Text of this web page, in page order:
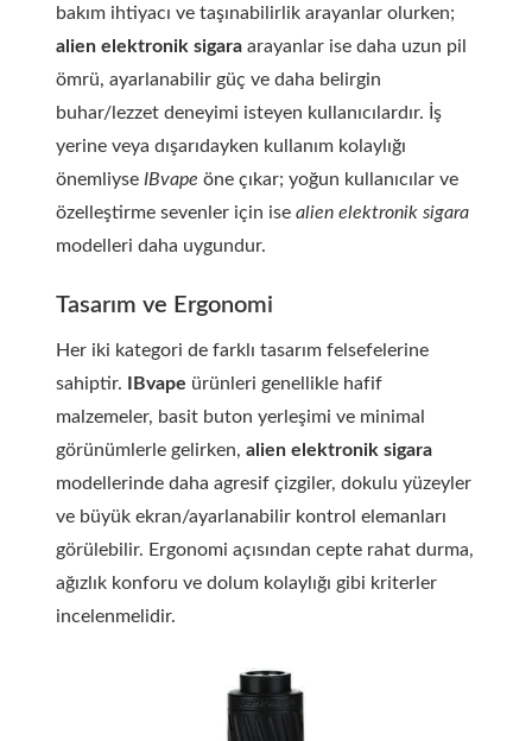
bakım ihtiyacı ve taşınabilirlik arayanlar olurken;
alien elektronik sigara arayanlar ise daha uzun pil
ömrü, ayarlanabilir güç ve daha belirgin
buhar/lezzet deneyimi isteyen kullanıcılardır. İş
yerine veya dışarıdayken kullanım kolaylığı
önemliyse IBvape öne çıkar; yoğun kullanıcılar ve
özelleştirme sevenler için ise alien elektronik sigara
modelleri daha uygundur.
Tasarım ve Ergonomi
Her iki kategori de farklı tasarım felsefelerine
sahiptir.
IBvape ürünleri genellikle hafif
malzemeler, basit buton yerleşimi ve minimal
görünümlerle gelirken, alien elektronik sigara
modellerinde daha agresif çizgiler, dokulu yüzeyler
ve büyük ekran/ayarlanabilir kontrol elemanları
görülebilir. Ergonomi açısından cepte rahat durma,
ağızlık konforu ve dolum kolaylığı gibi kriterler
incelenmelidir.